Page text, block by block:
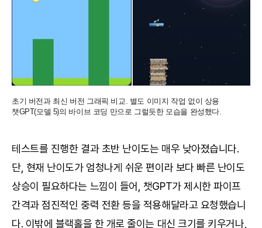
초기 버전과 최신 버전 그래픽 비교. 별도 이미지 작업 없이 상용
챗GPT(모델 5)의 바이브 코딩 만으로 그럴듯한 모습을 완성했다.
테스트를 진행한 결과 초반 난이도는 매우 낮아졌습니다.
단, 현재 난이도가 엄청나게 쉬운 편이라 보다 빠른 난이도
상승이 필요하다는 느낌이 들어, 챗GPT가 제시한 파이프
간격과 점진적인 중력 전환 등을 적용해달라고 요청했습니
다. 이밖에 블랙홀을 한 개로 줄이는 대신 크기를 키우거나,